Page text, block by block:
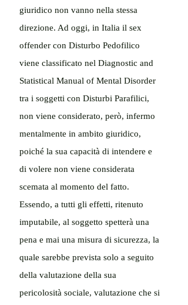
giuridico non vanno nella stessa
direzione. Ad oggi, in Italia il sex
offender con Disturbo Pedofilico
viene classificato nel Diagnostic and
Statistical Manual of Mental Disorder
tra i soggetti con Disturbi Parafilici,
non viene considerato, però, infermo
mentalmente in ambito giuridico,
poiché la sua capacità di intendere e
di volere non viene considerata
scemata al momento del fatto.
Essendo, a tutti gli effetti, ritenuto
imputabile, al soggetto spetterà una
pena e mai una misura di sicurezza, la
quale sarebbe prevista solo a seguito
della valutazione della sua
pericolosità sociale, valutazione che si